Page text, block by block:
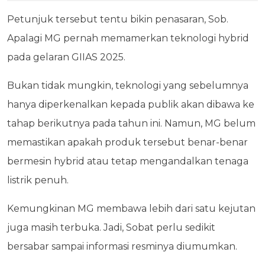
Petunjuk tersebut tentu bikin penasaran, Sob.
Apalagi MG pernah memamerkan teknologi hybrid
pada gelaran GIIAS 2025.
Bukan tidak mungkin, teknologi yang sebelumnya
hanya diperkenalkan kepada publik akan dibawa ke
tahap berikutnya pada tahun ini. Namun, MG belum
memastikan apakah produk tersebut benar-benar
bermesin hybrid atau tetap mengandalkan tenaga
listrik penuh.
Kemungkinan MG membawa lebih dari satu kejutan
juga masih terbuka. Jadi, Sobat perlu sedikit
bersabar sampai informasi resminya diumumkan.